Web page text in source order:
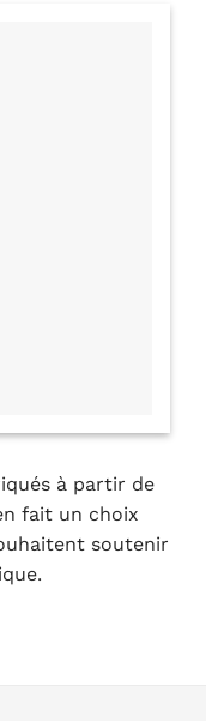
à partir de
fait un choix
soutenir